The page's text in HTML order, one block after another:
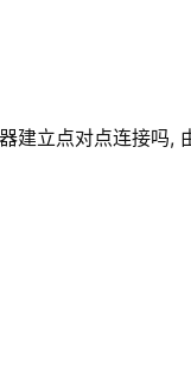
建立点对点连接吗